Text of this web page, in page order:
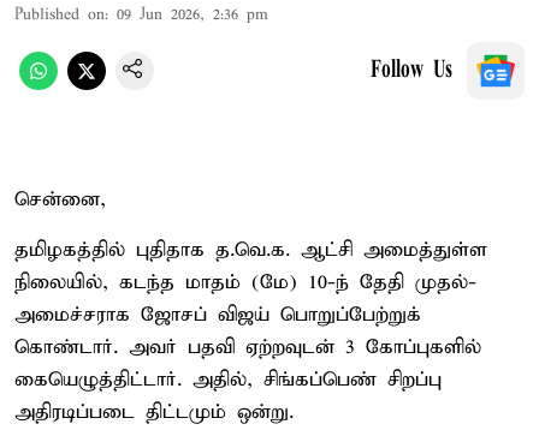
Published on: 09 Jun 2026, 2:36 pm
Follow Us
சென்னை,
தமிழகத்தில் புதிதாக த.வெ.க. ஆட்சி அமைத்துள்ள
நிலையில், கடந்த மாதம் (மே) 10-ந் தேதி முதல்-
அமைச்சராக ஜோசப் விஜய் பொறுப்பேற்றுக்
கொண்டார். அவர் பதவி ஏற்றவுடன் 3 கோப்புகளில்
கையெழுத்திட்டார். அதில், சிங்கப்பெண் சிறப்பு
அதிரடிப்படை திட்டமும் ஒன்று.